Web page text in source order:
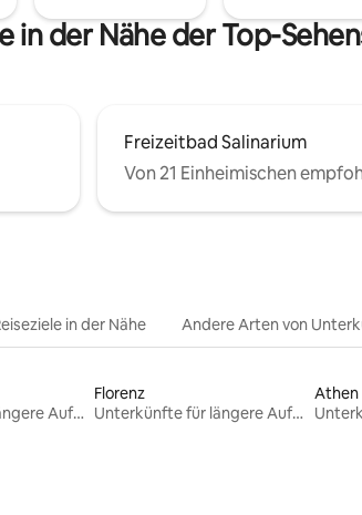
in der Nähe der Top-
Freizeitbad Salinarium
Von 21 Einheimischen
in der Nähe Andere Arten von
Unterkünfte für längere Aufenthalte
Florenz
Unterkünfte für längere Aufenthalte
Athen